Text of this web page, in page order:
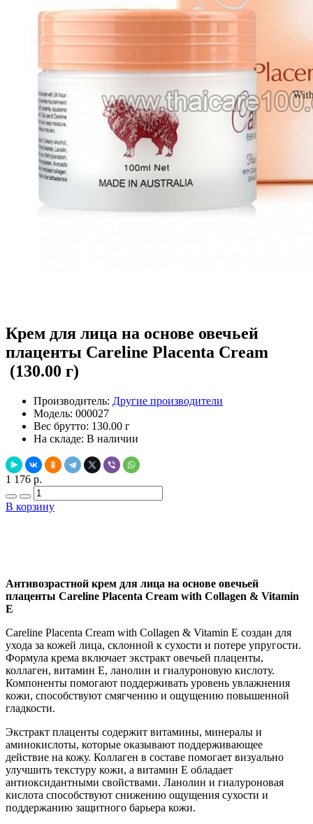
Крем для лица на основе овечьей
плаценты Careline Placenta Cream
(130.00 г)
Производитель: Другие производители
Модель: 000027
Вес брутто: 130.00 г
На складе: В наличии
1 176 р.
В корзину
Антивозрастной крем для лица на основе овечьей
плаценты Careline Placenta Cream with Collagen & Vitamin
E
Careline Placenta Cream with Collagen & Vitamin E создан для
ухода за кожей лица, склонной к сухости и потере упругости.
Формула крема включает экстракт овечьей плаценты,
коллаген, витамин E, ланолин и гиалуроновую кислоту.
Компоненты помогают поддерживать уровень увлажнения
кожи, способствуют смягчению и ощущению повышенной
гладкости.
Экстракт плаценты содержит витамины, минералы и
аминокислоты, которые оказывают поддерживающее
действие на кожу. Коллаген в составе помогает визуально
улучшить текстуру кожи, а витамин E обладает
антиоксидантными свойствами. Ланолин и гиалуроновая
кислота способствуют снижению ощущения сухости и
поддержанию защитного барьера кожи.